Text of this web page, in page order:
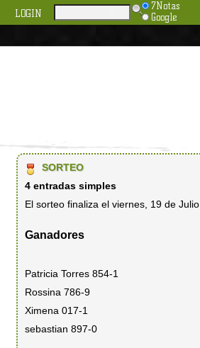
LOGIN
7Notas
Google
SORTEO
4 entradas simples
El sorteo finaliza el viernes, 19 de Julio
Ganadores
Patricia Torres 854-1
Rossina 786-9
Ximena 017-1
sebastian 897-0